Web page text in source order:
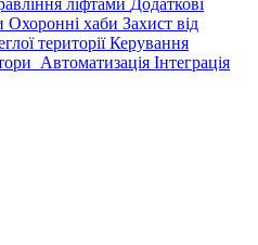
ліфтами Додаткові
Охоронні хаби Захист від
територіїКерування
Автоматизація Інтеграція